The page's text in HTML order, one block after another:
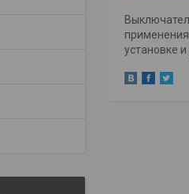
установке